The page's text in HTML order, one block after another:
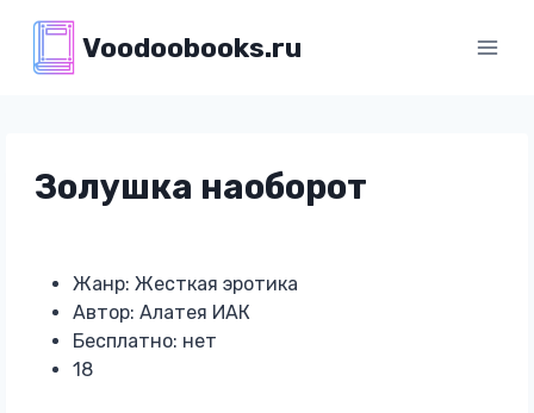
содержимому
Voodoobooks.ru
Золушка наоборот
Жанр: Жесткая эротика
Автор: Алатея ИАК
Бесплатно: нет
18